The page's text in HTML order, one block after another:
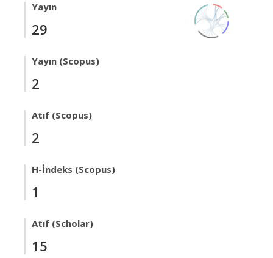
Yayın
29
Yayın (Scopus)
2
Atıf (Scopus)
2
H-İndeks (Scopus)
1
Atıf (Scholar)
15